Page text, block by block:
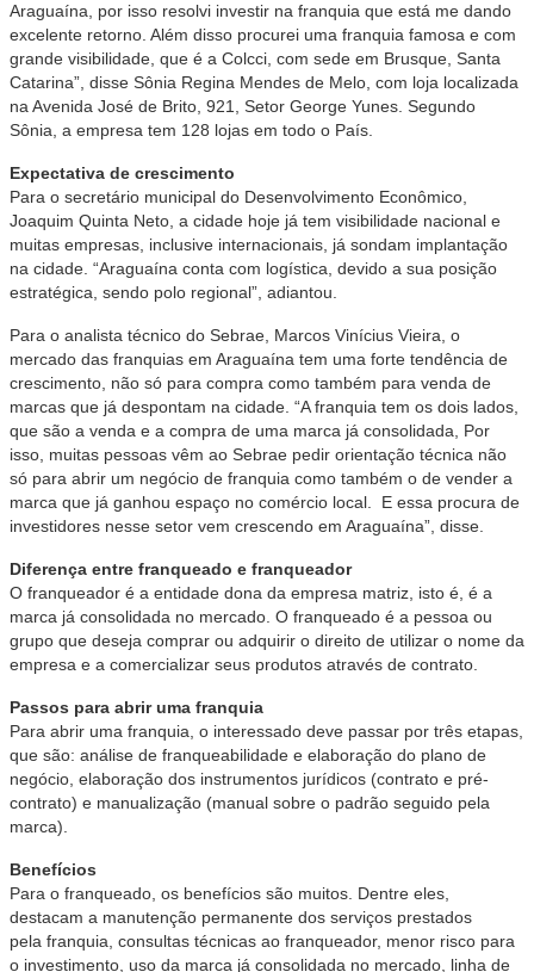
Araguaína, por isso resolvi investir na franquia que está me dando
excelente retorno. Além disso procurei uma franquia famosa e com
grande visibilidade, que é a Colcci, com sede em Brusque, Santa
Catarina”, disse Sônia Regina Mendes de Melo, com loja localizada
na Avenida José de Brito, 921, Setor George Yunes. Segundo
Sônia, a empresa tem 128 lojas em todo o País.
Expectativa de crescimento
Para o secretário municipal do Desenvolvimento Econômico,
Joaquim Quinta Neto, a cidade hoje já tem visibilidade nacional e
muitas empresas, inclusive internacionais, já sondam implantação
na cidade. “Araguaína conta com logística, devido a sua posição
estratégica, sendo polo regional”, adiantou.
Para o analista técnico do Sebrae, Marcos Vinícius Vieira, o
mercado das franquias em Araguaína tem uma forte tendência de
crescimento, não só para compra como também para venda de
marcas que já despontam na cidade. “A franquia tem os dois lados,
que são a venda e a compra de uma marca já consolidada, Por
isso, muitas pessoas vêm ao Sebrae pedir orientação técnica não
só para abrir um negócio de franquia como também o de vender a
marca que já ganhou espaço no comércio local. E essa procura de
investidores nesse setor vem crescendo em Araguaína”, disse.
Diferença entre franqueado e franqueador
O franqueador é a entidade dona da empresa matriz, isto é, é a
marca já consolidada no mercado. O franqueado é a pessoa ou
grupo que deseja comprar ou adquirir o direito de utilizar o nome da
empresa e a comercializar seus produtos através de contrato.
Passos para abrir uma franquia
Para abrir uma franquia, o interessado deve passar por três etapas,
que são: análise de franqueabilidade e elaboração do plano de
negócio, elaboração dos instrumentos jurídicos (contrato e pré-
contrato) e manualização (manual sobre o padrão seguido pela
marca).
Benefícios
Para o franqueado, os benefícios são muitos. Dentre eles,
destacam a manutenção permanente dos serviços prestados
pela franquia, consultas técnicas ao franqueador, menor risco para
o investimento, uso da marca já consolidada no mercado, linha de